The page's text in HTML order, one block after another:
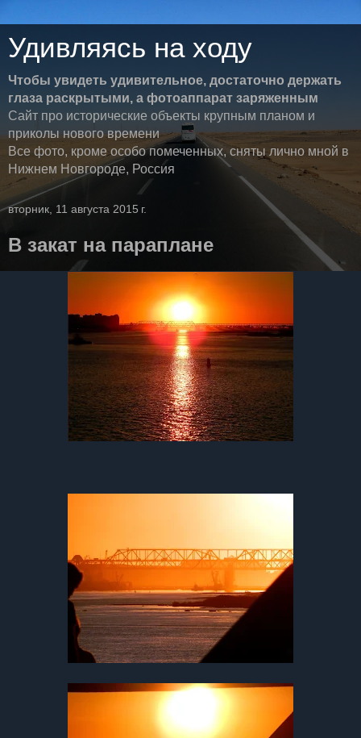
Удивляясь на ходу
Чтобы увидеть удивительное, достаточно держать
глаза раскрытыми, а фотоаппарат заряженным
Сайт про исторические объекты крупным планом и
приколы нового времени
Все фото, кроме особо помеченных, сняты лично мной в
Нижнем Новгороде, Россия
вторник, 11 августа 2015 г.
В закат на параплане